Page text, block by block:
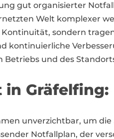
gut organisierter
Welt komplexer
sondern
kontinuierliche
und des
unverzichtbar, um
Notfallplan, der